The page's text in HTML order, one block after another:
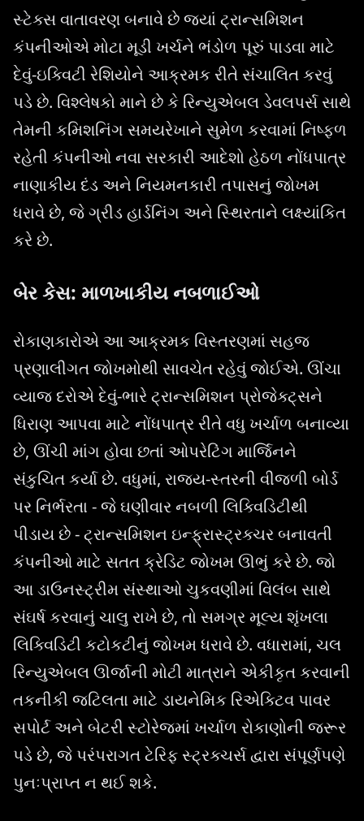
સ્ટેક્સ વાતાવરણ બનાવે છે જ્યાં ટ્રાન્સમિશન
કંપનીઓએ મોટા મૂડી ખર્ચને ભંડોળ પૂરું પાડવા માટે
દેવું-ઇક્વિટી રેશિયોને આક્રમક રીતે સંચાલિત કરવું
પડે છે. વિશ્લેષકો માને છે કે રિન્યુએબલ ડેવલપર્સ સાથે
તેમની કમિશનિંગ સમયરેખાને સુમેળ કરવામાં નિષ્ફળ
રહેતી કંપનીઓ નવા સરકારી આદેશો હેઠળ નોંધપાત્ર
નાણાકીય દંડ અને નિયમનકારી તપાસનું જોખમ
ધરાવે છે, જે ગ્રીડ હાર્ડનિંગ અને સ્થિરતાને લક્ષ્યાંકિત
કરે છે.
બેર કેસ: માળખાકીય નબળાઈઓ
રોકાણકારોએ આ આક્રમક વિસ્તરણમાં સહજ
પ્રણાલીગત જોખમોથી સાવચેત રહેવું જોઈએ. ઊંચા
વ્યાજ દરોએ દેવું-ભારે ટ્રાન્સમિશન પ્રોજેક્ટ્સને
ધિરાણ આપવા માટે નોંધપાત્ર રીતે વધુ ખર્ચાળ બનાવ્યા
છે, ઊંચી માંગ હોવા છતાં ઓપરેટિંગ માર્જિનને
સંકુચિત કર્યા છે. વધુમાં, રાજ્ય-સ્તરની વીજળી બોર્ડ
પર નિર્ભરતા - જે ઘણીવાર નબળી લિક્વિડિટીથી
પીડાય છે - ટ્રાન્સમિશન ઇન્ફ્રાસ્ટ્રક્ચર બનાવતી
કંપનીઓ માટે સતત ક્રેડિટ જોખમ ઊભું કરે છે. જો
આ ડાઉનસ્ટ્રીમ સંસ્થાઓ ચુકવણીમાં વિલંબ સાથે
સંઘર્ષ કરવાનું ચાલુ રાખે છે, તો સમગ્ર મૂલ્ય શૃંખલા
લિક્વિડિટી કટોકટીનું જોખમ ધરાવે છે. વધારામાં, ચલ
રિન્યુએબલ ઊર્જાની મોટી માત્રાને એકીકૃત કરવાની
તકનીકી જટિલતા માટે ડાયનેમિક રિએક્ટિવ પાવર
સપોર્ટ અને બેટરી સ્ટોરેજમાં ખર્ચાળ રોકાણોની જરૂર
પડે છે, જે પરંપરાગત ટેરિફ સ્ટ્રક્ચર્સ દ્વારા સંપૂર્ણપણે
પુનઃપ્રાપ્ત ન થઈ શકે.